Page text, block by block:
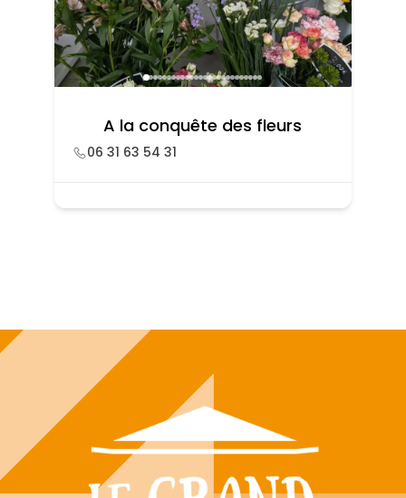
A la conquête des fleurs
06 31 63 54 31